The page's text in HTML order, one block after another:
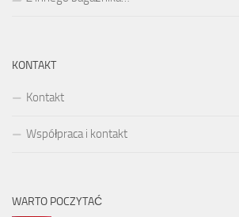
KONTAKT
Kontakt
Współpraca i kontakt
WARTO POCZYTAĆ